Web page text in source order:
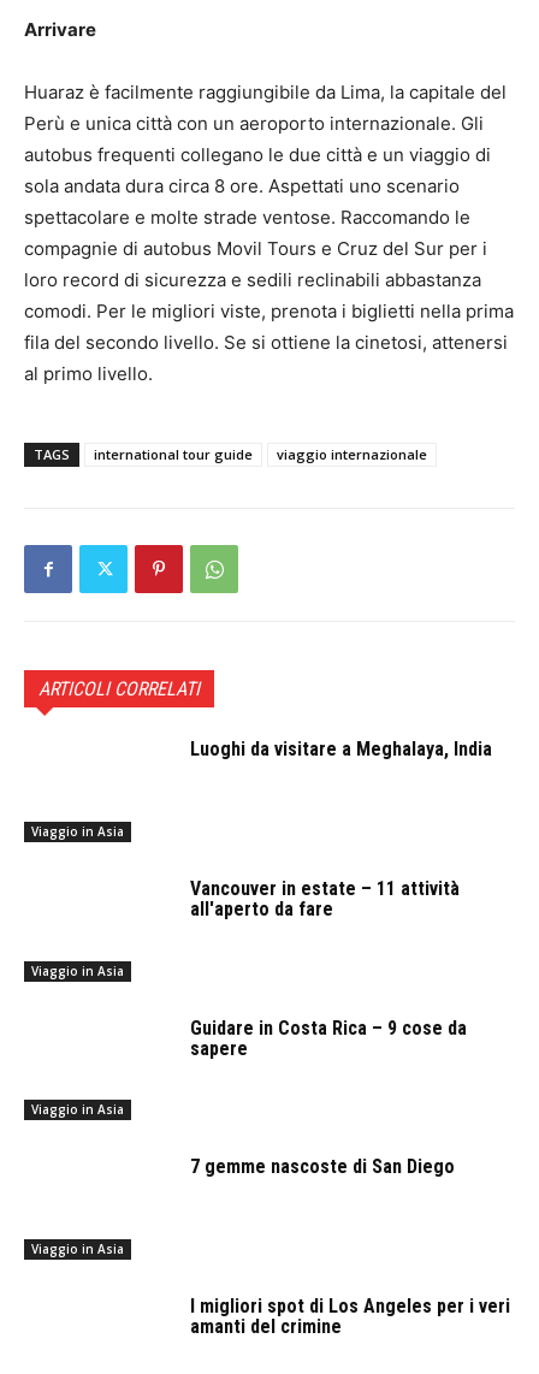
Arrivare
Huaraz è facilmente raggiungibile da Lima, la capitale del
Perù e unica città con un aeroporto internazionale. Gli
autobus frequenti collegano le due città e un viaggio di
sola andata dura circa 8 ore. Aspettati uno scenario
spettacolare e molte strade ventose. Raccomando le
compagnie di autobus Movil Tours e Cruz del Sur per i
loro record di sicurezza e sedili reclinabili abbastanza
comodi. Per le migliori viste, prenota i biglietti nella prima
fila del secondo livello. Se si ottiene la cinetosi, attenersi
al primo livello.
TAGS international tour guide viaggio internazionale
ARTICOLI CORRELATI
Viaggio in Asia
Luoghi da visitare a Meghalaya, India
Viaggio in Asia
Vancouver in estate – 11 attività
all'aperto da fare
Viaggio in Asia
Guidare in Costa Rica – 9 cose da
sapere
Viaggio in Asia
7 gemme nascoste di San Diego
I migliori spot di Los Angeles per i veri
amanti del crimine